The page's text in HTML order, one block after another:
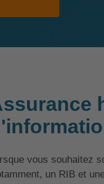
vous souhaitez
un RIB et